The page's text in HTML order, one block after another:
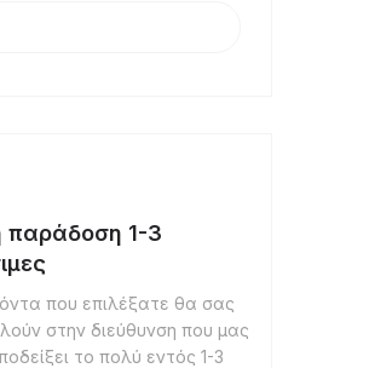
παράδοση 1-3
που επιλέξατε θα σας
στην διεύθυνση που μας
το πολύ εντός 1-3